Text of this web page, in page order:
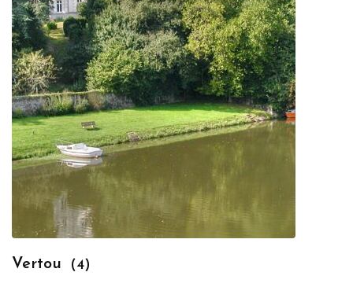
Vertou (4)